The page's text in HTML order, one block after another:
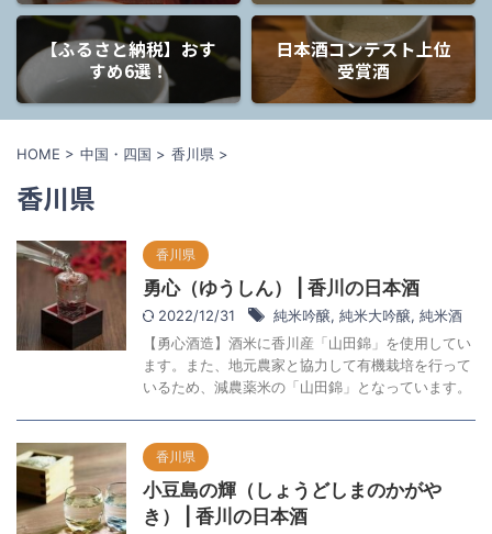
【ふるさと納税】おす
すめ6選！
日本酒コンテスト上位
受賞酒
HOME > 中国・四国 > 香川県 >
香川県
香川県
勇心（ゆうしん） | 香川の日本酒
2022/12/31 純米吟醸, 純米大吟醸, 純米酒
【勇心酒造】酒米に香川産「山田錦」を使用してい
ます。また、地元農家と協力して有機栽培を行って
いるため、減農薬米の「山田錦」となっています。
香川県
小豆島の輝（しょうどしまのかがや
き） | 香川の日本酒